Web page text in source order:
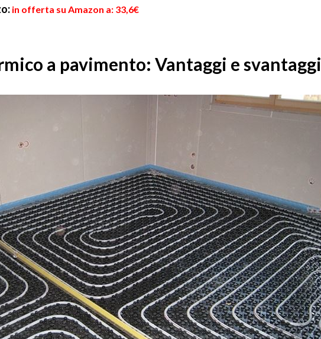
in offerta su Amazon a: 33,6€
a pavimento: Vantaggi e svantaggi